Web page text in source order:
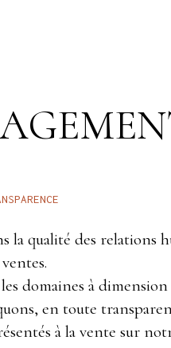
NSPARENCE
qualité des relations
domaines à dimension
en toute
à la vente sur